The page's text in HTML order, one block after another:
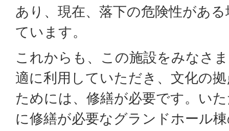
あり、現在、落下の危険性があ
ています。
これからも、この施設をみなさ
適に利用していただき、文化の
ためには、修繕が必要です。い
に修繕が必要なグランドホール